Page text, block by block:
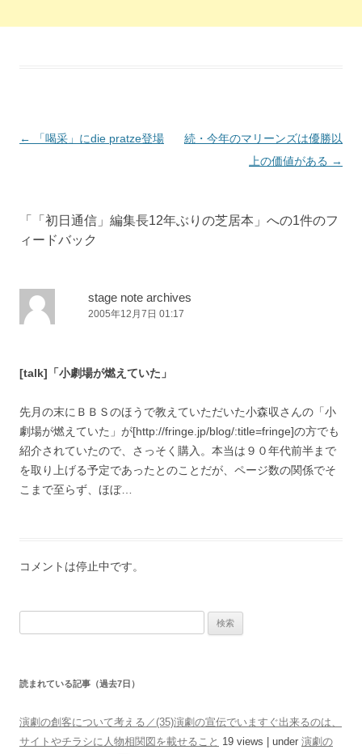
投稿ナビゲーション
← 「喝采」にdie pratze登場
続・今年のマリーンズは優勝以
上の価値がある →
「 「初日通信」編集長12年ぶりの芝居本 」への1件のフ
ィードバック
stage note archives
2005年12月7日 01:17
[talk]「小劇場が燃えていた」
先月の末にＢＢＳのほうで教えていただいた小森収さんの「小
劇場が燃えていた」が[http://fringe.jp/blog/:title=fringe]の方でも
紹介されていたので、さっそく購入。本当は９０年代前半まで
を取り上げる予定であったとのことだが、ページ数の関係でそ
こまで至らず、ほぼ…
コメントは停止中です。
読まれている記事（過去7日）
演劇の創客について考える／(35)演劇の宣伝でいますぐ出来るのは、
サイトやチラシに人物相関図を載せること 19 views under 演劇の